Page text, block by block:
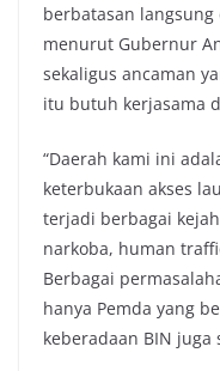
berbatasan
menurut Gubernur
sekaligus ancaman
itu butuh kerjasama
“Daerah kami ini
keterbukaan akses
terjadi berbagai
narkoba, human
Berbagai
hanya Pemda yang
keberadaan BIN juga